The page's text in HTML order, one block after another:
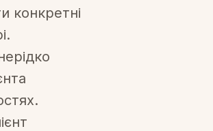
конкретні